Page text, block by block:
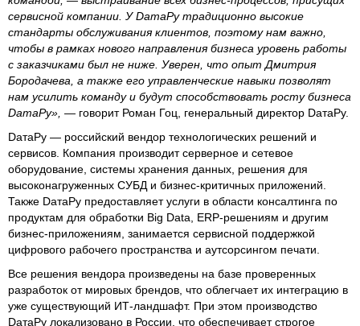
сервисной компании. У DaтаРу традиционно высокие
стандарты обслуживания клиентов, поэтому нам важно,
чтобы в рамках нового направления бизнеса уровень работы
с заказчиками был не ниже. Уверен, что опыт Дмитрия
Бородачева, а также его управленческие навыки позволят
нам усилить команду и будут способствовать росту бизнеса
DaтаРу», — говорит Роман Гоц, генеральный директор DaтаРу.
DaтaРу — российский вендор технологических решений и
сервисов. Компания производит серверное и сетевое
оборудование, системы хранения данных, решения для
высоконагруженных СУБД и бизнес-критичных приложений.
Также DатаРу предоставляет услуги в области консалтинга по
продуктам для обработки Big Data, ERP-решениям и другим
бизнес-приложениям, занимается сервисной поддержкой
цифрового рабочего пространства и аутсорсингом печати.
Все решения вендора произведены на базе проверенных
разработок от мировых брендов, что облегчает их интеграцию в
уже существующий ИТ-ландшафт. При этом производство
DатаРу локализовано в России, что обеспечивает строгое